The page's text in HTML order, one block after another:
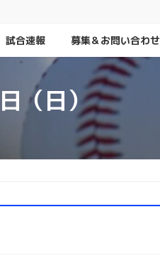
試合速報 募集＆お問い合わせ
（日）